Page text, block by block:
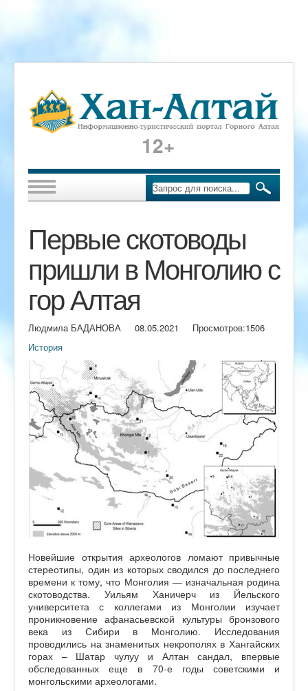
12+
Первые скотоводы
пришли в Монголию с
гор Алтая
Людмила БАДАНОВА 08.05.2021 Просмотров:1506
История
Новейшие открытия археологов ломают привычные
стереотипы, один из которых сводился до последнего
времени к тому, что Монголия — изначальная родина
скотоводства. Уильям Ханичерч из Йельского
университета с коллегами из Монголии изучает
проникновение афанасьевской культуры бронзового
века из Сибири в Монголию. Исследования
проводились на знаменитых некрополях в Хангайских
горах – Шатар чулуу и Алтан сандал, впервые
обследованных еще в 70-е годы советскими и
монгольскими археологами.